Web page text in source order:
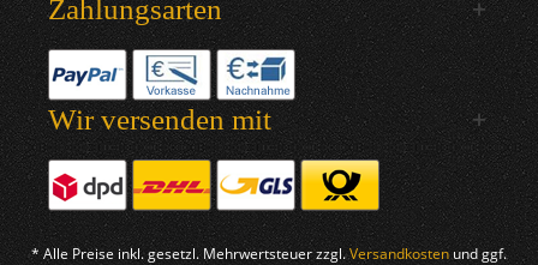
Zahlungsarten
Wir versenden mit
* Alle Preise inkl. gesetzl. Mehrwertsteuer zzgl.Versandkosten und ggf.